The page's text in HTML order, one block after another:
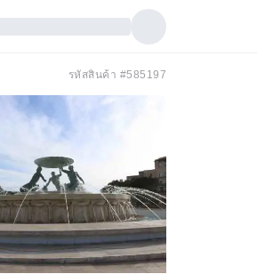
รหัสสินค้า #585197